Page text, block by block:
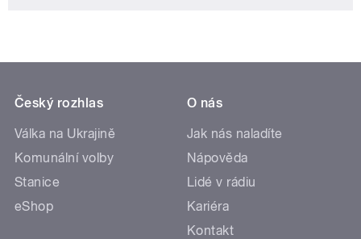
Český rozhlas
Válka na Ukrajině
Komunální volby
Stanice
eShop
O nás
Jak nás naladíte
Nápověda
Lidé v rádiu
Kariéra
Kontakt